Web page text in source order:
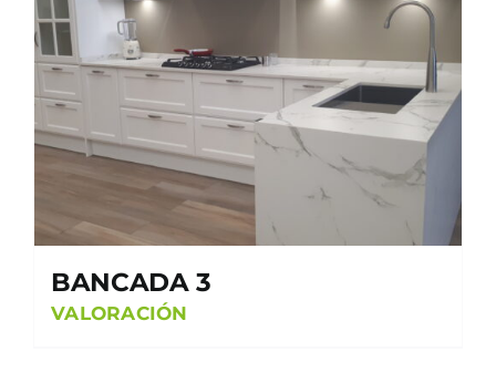
BANCADA 3
VALORACIÓN